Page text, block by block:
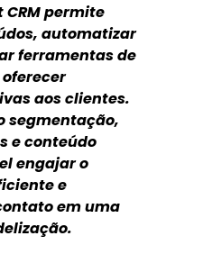
CRM permite
automatizar
ferramentas de
aos clientes.
segmentação,
e conteúdo
engajar o
e
em uma